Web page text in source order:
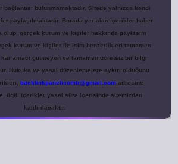
bulunmamaktadır. Sitede yalnızca kendi
paylaşılmaktadır. Burada yer alan içerikler haber
olup, gerçek kurum ve kişiler hakkında paylaşım
kurum ve kişiler ile isim benzerlikleri tamamen
amacı gütmeyen ve tamamen ücretsiz bir bilgi
Hukuka ve yasal düzenlemelere aykırı olduğunu
backlinkpanelicomtr@gmail.comadresine
ilgili içerikler yasal süre içerisinde sitemizden
kaldırılacaktır.